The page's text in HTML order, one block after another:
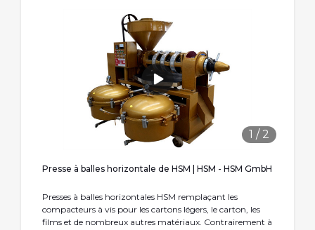
1 / 2
Presse à balles horizontale de HSM | HSM - HSM GmbH
Presses à balles horizontales HSM remplaçant les
compacteurs à vis pour les cartons légers, le carton, les
films et de nombreux autres matériaux. Contrairement à